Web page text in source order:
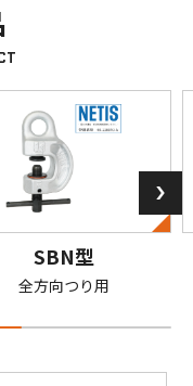
SBN型
全方向つり用